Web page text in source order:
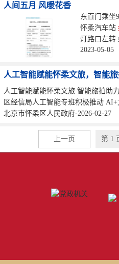
人间五月 风暖花香
东直门乘坐
怀柔汽车站
灯路口左转
达红螺寺...
2023-05-05
人工智能赋能怀柔文旅，智能
人工智能赋能怀柔文旅 智能旅拍助力
区经信局人工智能专班积极推动
北京市怀柔区人民政府-2026-02-27
上一页 第 1